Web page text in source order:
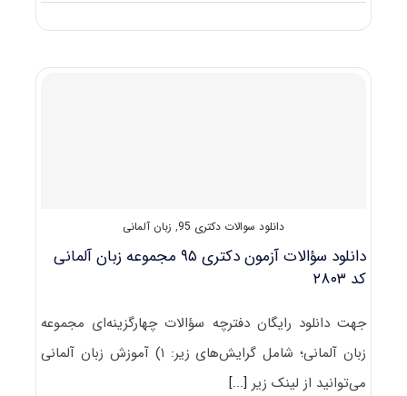
آزمون
۹۶
دانلود سوالات دکتری 95 , زبان آلمانی
دانلود سؤالات آزمون دکتری ۹۵ مجموعه زبان آلمانی
کد ۲۸۰۳
جهت دانلود رایگان دفترچه سؤالات چهارگزینه‌ای مجموعه
زبان آلمانی؛ شامل گرایش‌های زیر: ۱) آموزش زبان آلمانی
می‌توانید از لینک زیر [...]